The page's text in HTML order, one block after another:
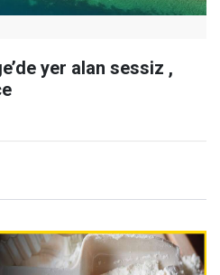
yer alan sessiz ,